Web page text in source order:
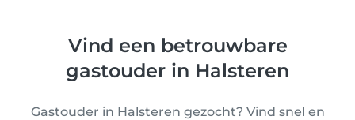
Vind een betrouwbare
gastouder in Halsteren
Gastouder in Halsteren gezocht? Vind snel en